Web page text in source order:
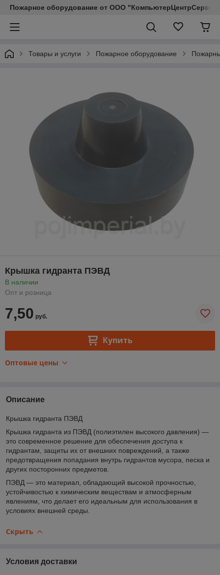
Пожарное оборудование от ООО "КомпьютерЦентрСервис
Товары и услуги Пожарное оборудование
Крышка гидранта ПЭВД
В наличии
Опт и розница
7,50 руб.
Купить
Оптовые цены
Описание
Крышка гидранта ПЭВД
Крышка гидранта из ПЭВД (полиэтилен высокого давления) —
это современное решение для обеспечения доступа к
гидрантам, защиты их от внешних повреждений, а также
предотвращения попадания внутрь гидрантов мусора, песка и
других посторонних предметов.
ПЭВД — это материал, обладающий высокой прочностью,
устойчивостью к химическим веществам и атмосферным
явлениям, что делает его идеальным для использования в
условиях внешней среды.
Скрыть
Условия доставки